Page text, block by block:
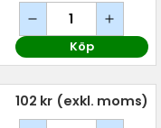
Köp
102 kr (exkl. moms)